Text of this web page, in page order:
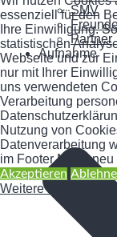
SMV
Partner
Aufnahme
essenziell für den
Ihre Einwilligung.
statistischen
Webseite und zur
nur mit Ihrer
uns verwendeten
Verarbeitung
Nutzung von
Datenverarbeitung
im Footer Menü neu
Akzeptieren
Weitere